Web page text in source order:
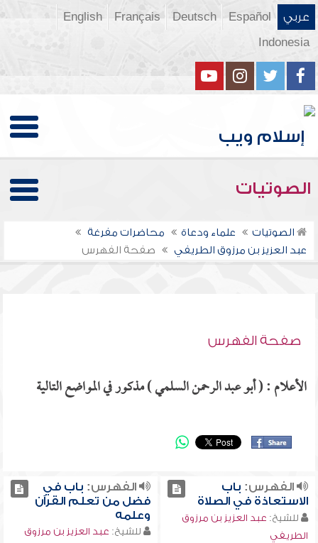
عربي Español
Deutsch
Français
English
Indonesia
الصوتيات
الصوتيات علماء ودعاة
محاضرات مفرغة
عبد العزيز بن مرزوق الطريفي
صفحة الفهرس
صفحة الفهرس
الأعلام : ( أبو عبد الرحمن السلمي ) مذكور في المواضع التالية
الفهرس: باب
الاستعاذة في الصلاة
للشيخ: عبد العزيز بن مرزوق
الطريفي
الفهرس: باب في
فضل من تعلم القرآن
وعلمه
للشيخ: عبد العزيز بن مرزوق